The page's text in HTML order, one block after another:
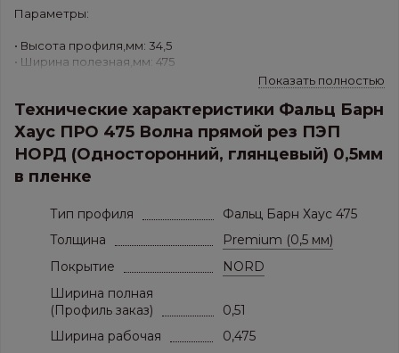
Параметры:
• Высота профиля,мм: 34,5
• Ширина полезная,мм: 475
• Вес,кг/м.кв.: 4,604
• Толщина листа,мм: Premium (0.5 мм)
• Покрытие: ПЭП NORD Сибирь
Показать полностью
Технические характеристики Фальц Барн
Хаус ПРО 475 Волна прямой рез ПЭП
НОРД (Односторонний, глянцевый) 0,5мм
в пленке
Тип профиля
Фальц Барн Хаус 475
Толщина
Premium (0,5 мм)
Покрытие
NORD
Ширина полная
(Профиль заказ)
0,51
Ширина рабочая
0,475